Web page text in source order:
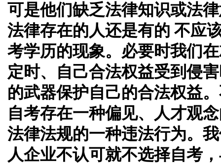
可是他们缺乏法律知识或法
法律存在的人还是有的 不应
考学历的现象。必要时我们
定时、自己合法权益受到侵
的武器保护自己的合法权益
自考存在一种偏见、人才观
法律法规的一种违法行为。
人企业不认可就不选择自考